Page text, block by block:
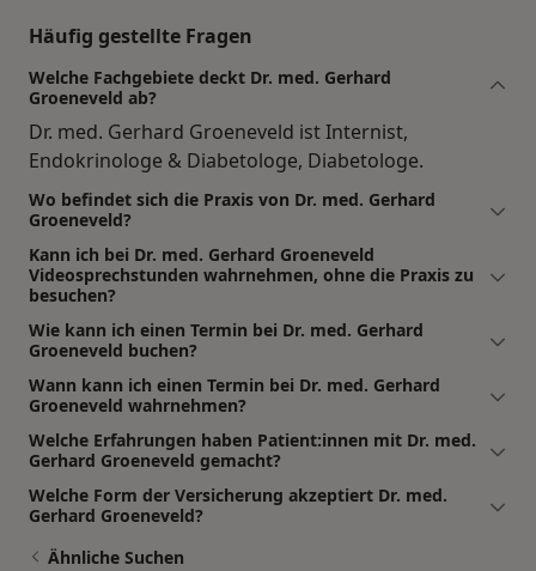
Häufig gestellte Fragen
Welche Fachgebiete deckt Dr. med. Gerhard
Groeneveld ab?
Dr. med. Gerhard Groeneveld ist Internist,
Endokrinologe & Diabetologe, Diabetologe.
Wo befindet sich die Praxis von Dr. med. Gerhard
Groeneveld?
Kann ich bei Dr. med. Gerhard Groeneveld
Videosprechstunden wahrnehmen, ohne die Praxis zu
besuchen?
Wie kann ich einen Termin bei Dr. med. Gerhard
Groeneveld buchen?
Wann kann ich einen Termin bei Dr. med. Gerhard
Groeneveld wahrnehmen?
Welche Erfahrungen haben Patient:innen mit Dr. med.
Gerhard Groeneveld gemacht?
Welche Form der Versicherung akzeptiert Dr. med.
Gerhard Groeneveld?
Ähnliche Suchen